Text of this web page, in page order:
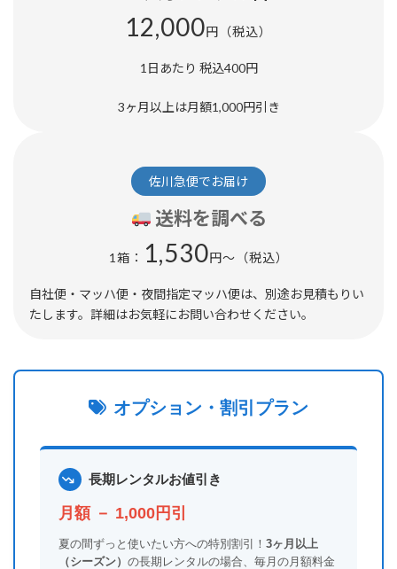
12,000円（税込）
1日あたり 税込400円
3ヶ月以上は月額1,000円引き
佐川急便でお届け
送料を調べる
1箱： 1,530円～（税込）
自社便・マッハ便・夜間指定マッハ便は、別途お見積もりい
たします。詳細はお気軽にお問い合わせください。
オプション・割引プラン
長期レンタルお値引き
月額 － 1,000円引
夏の間ずっと使いたい方への特別割引！ 3ヶ月以上
（シーズン） の長期レンタルの場合、毎月の月額料金